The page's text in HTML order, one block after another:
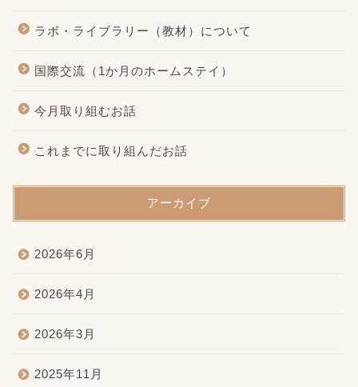
ラボ・ライブラリー（教材）について
国際交流（1か月のホームステイ）
今月取り組むお話
これまでに取り組んだお話
アーカイブ
2026年6月
2026年4月
2026年3月
2025年11月